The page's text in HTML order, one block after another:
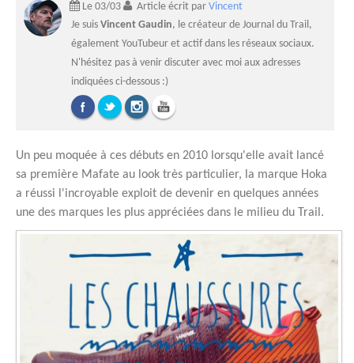
Le 03/03 Article écrit par Vincent
Je suis Vincent Gaudin, le créateur de Journal du Trail,
également YouTubeur et actif dans les réseaux sociaux.
N'hésitez pas à venir discuter avec moi aux adresses
indiquées ci-dessous :)
Un peu moquée à ces débuts en 2010 lorsqu'elle avait lancé
sa première Mafate au look très particulier, la marque Hoka
a réussi l'incroyable exploit de devenir en quelques années
une des marques les plus appréciées dans le milieu du Trail.